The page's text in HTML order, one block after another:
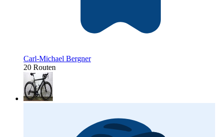
Carl-Michael Bergner
20 Routen